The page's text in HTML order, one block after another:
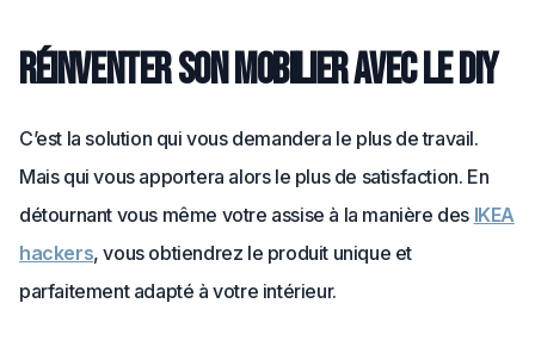
Réinventer son mobilier avec le DIY
C’est la solution qui vous demandera le plus de travail.
Mais qui vous apportera alors le plus de satisfaction. En
détournant vous même votre assise à la manière des IKEA
hackers, vous obtiendrez le produit unique et
parfaitement adapté à votre intérieur.